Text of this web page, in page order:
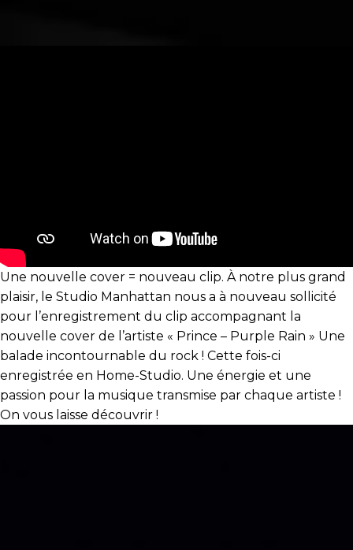
Une nouvelle cover = nouveau clip. À notre plus grand
plaisir, le Studio Manhattan nous a à nouveau sollicité
pour l’enregistrement du clip accompagnant la
nouvelle cover de l’artiste « Prince – Purple Rain » Une
balade incontournable du rock ! Cette fois-ci
enregistrée en Home-Studio. Une énergie et une
passion pour la musique transmise par chaque artiste !
On vous laisse découvrir !